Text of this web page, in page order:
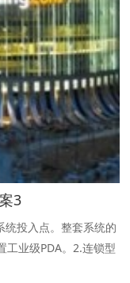
3
统投入点。整套系统的
工业级PDA。2.连锁型
工明确。盘点任务可